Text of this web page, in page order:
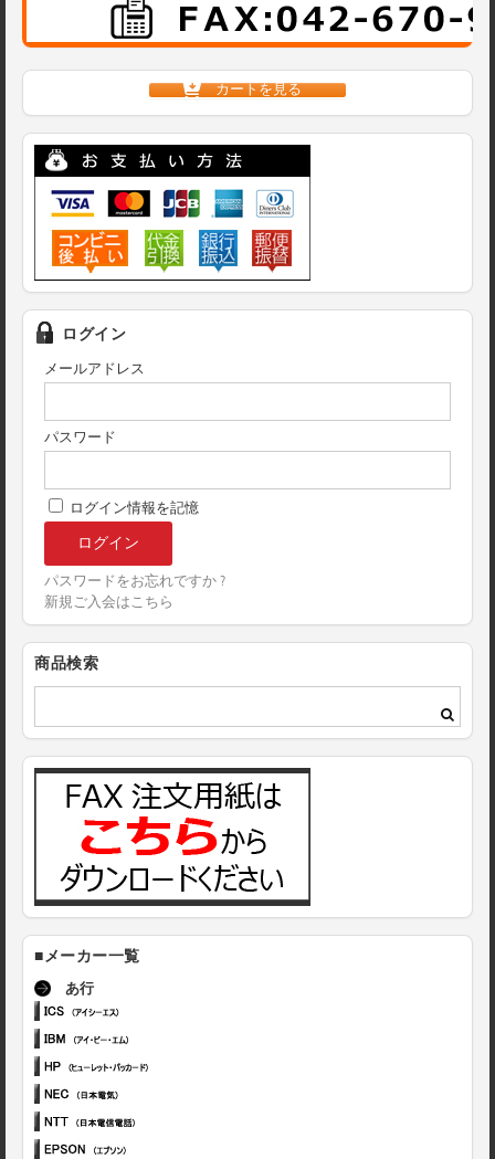
カートを見る
ログイン
メールアドレス
パスワード
ログイン情報を記憶
パスワードをお忘れですか ?
新規ご入会はこちら
商品検索
■メーカー一覧
あ行